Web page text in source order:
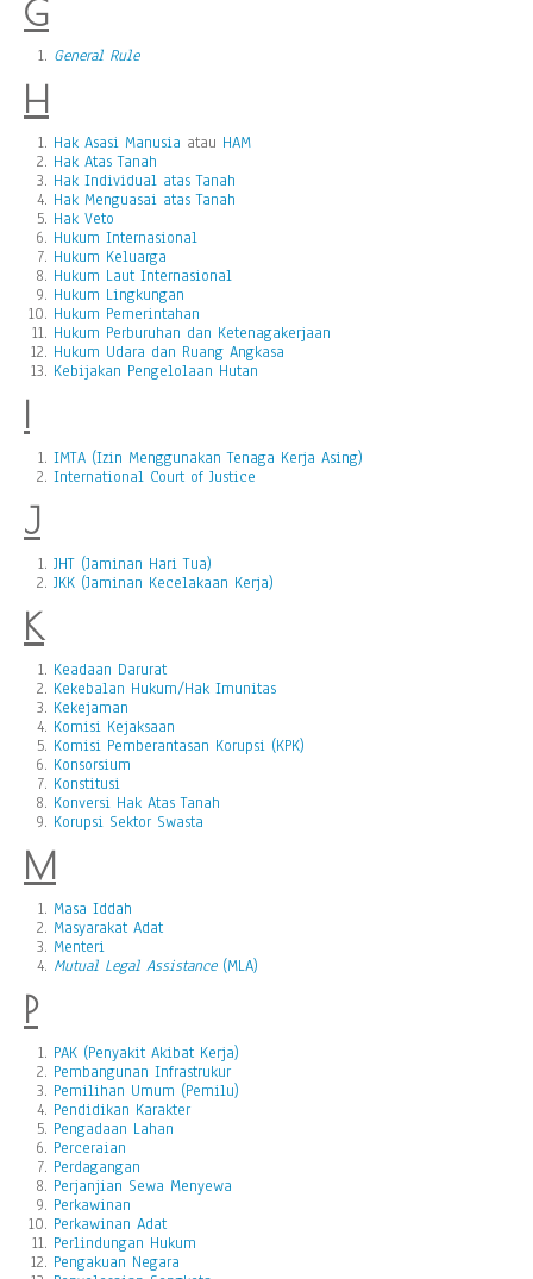
G
General Rule
H
Hak Asasi Manusia atau HAM
Hak Atas Tanah
Hak Individual atas Tanah
Hak Menguasai atas Tanah
Hak Veto
Hukum Internasional
Hukum Keluarga
Hukum Laut Internasional
Hukum Lingkungan
Hukum Pemerintahan
Hukum Perburuhan dan Ketenagakerjaan
Hukum Udara dan Ruang Angkasa
Kebijakan Pengelolaan Hutan
IMTA (Izin Menggunakan Tenaga Kerja Asing)
International Court of Justice
J
JHT (Jaminan Hari Tua)
JKK (Jaminan Kecelakaan Kerja)
K
Keadaan Darurat
Kekebalan Hukum/Hak Imunitas
Kekejaman
Komisi Kejaksaan
Komisi Pemberantasan Korupsi (KPK)
Konsorsium
Konstitusi
Konversi Hak Atas Tanah
Korupsi Sektor Swasta
M
Masa Iddah
Masyarakat Adat
Menteri
Mutual Legal Assistance(MLA)
P
PAK (Penyakit Akibat Kerja)
Pembangunan Infrastrukur
Pemilihan Umum (Pemilu)
Pendidikan Karakter
Pengadaan Lahan
Perceraian
Perdagangan
Perjanjian Sewa Menyewa
Perkawinan
Perkawinan Adat
Perlindungan Hukum
Pengakuan Negara